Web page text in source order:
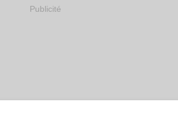
Publicité